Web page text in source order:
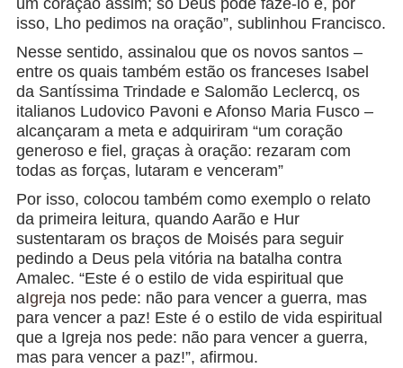
um coração assim; só Deus pode fazê-lo e, por
isso, Lho pedimos na oração”, sublinhou Francisco.
Nesse sentido, assinalou que os novos santos –
entre os quais também estão os franceses Isabel
da Santíssima Trindade e Salomão Leclercq, os
italianos Ludovico Pavoni e Afonso Maria Fusco –
alcançaram a meta e adquiriram “um coração
generoso e fiel, graças à oração: rezaram com
todas as forças, lutaram e venceram”
Por isso, colocou também como exemplo o relato
da primeira leitura, quando Aarão e Hur
sustentaram os braços de Moisés para seguir
pedindo a Deus pela vitória na batalha contra
Amalec. “Este é o estilo de vida espiritual que
aIgrejanos pede: não para vencer a guerra, mas
para vencer a paz! Este é o estilo de vida espiritual
que a Igreja nos pede: não para vencer a guerra,
mas para vencer a paz!”, afirmou.